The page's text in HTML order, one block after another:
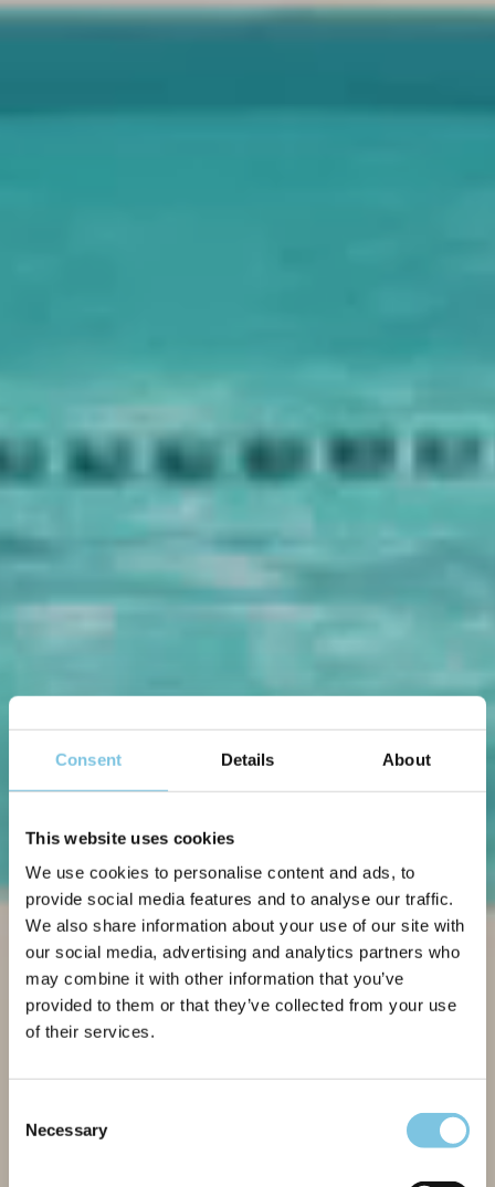
Consent Details About
This website uses cookies
We use cookies to personalise content and ads, to
provide social media features and to analyse our traffic.
We also share information about your use of our site with
our social media, advertising and analytics partners who
may combine it with other information that you’ve
provided to them or that they’ve collected from your use
of their services.
Selection
Necessary